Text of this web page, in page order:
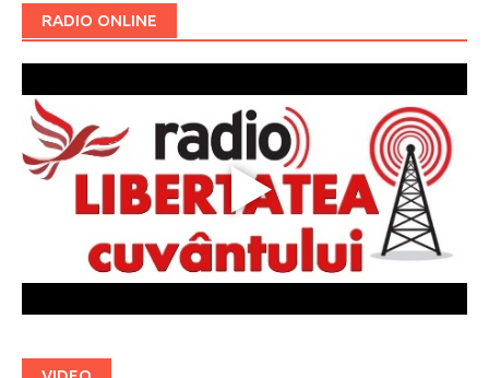
RADIO ONLINE